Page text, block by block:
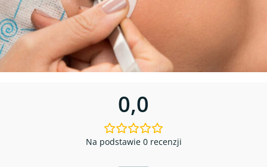
0,0
Na podstawie 0 recenzji